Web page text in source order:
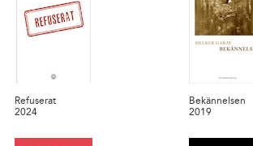
Refuserat
2024
Bekännelsen
2019